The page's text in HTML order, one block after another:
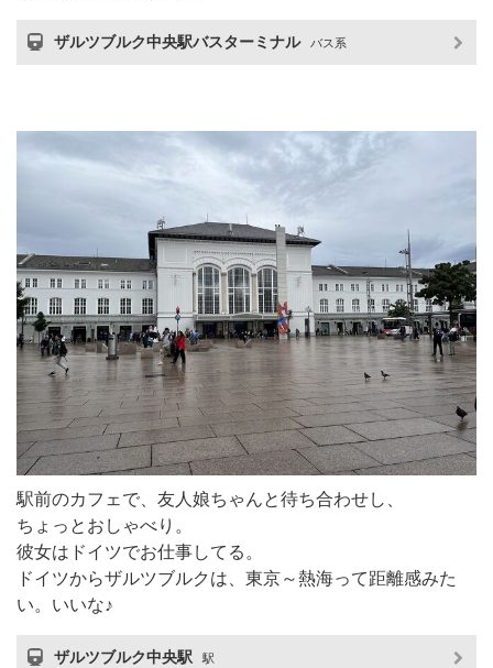
ザルツブルク中央駅バスターミナル バス系
駅前のカフェで、友人娘ちゃんと待ち合わせし、
ちょっとおしゃべり。
彼女はドイツでお仕事してる。
ドイツからザルツブルクは、東京～熱海って距離感みた
い。いいな♪
ザルツブルク中央駅 駅